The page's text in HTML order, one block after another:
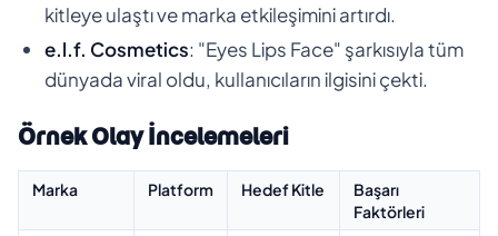
kitleye ulaştı ve marka etkileşimini artırdı.
e.l.f. Cosmetics: "Eyes Lips Face" şarkısıyla tüm
dünyada viral oldu, kullanıcıların ilgisini çekti.
Örnek Olay İncelemeleri
Marka Platform Hedef Kitle
Başarı
Faktörleri